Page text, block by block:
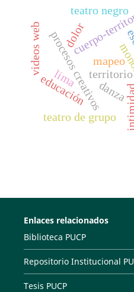
dolor
procesos creativos
teatro de grupo
territorio
cuerpo-
danza
mapeo
educación
videos web
teatro negro
lima
Enlaces relacionados
Biblioteca PUCP
Repositorio Institucional
Tesis PUCP